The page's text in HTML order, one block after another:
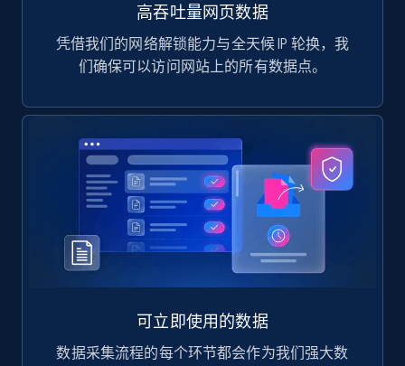
高吞吐量网页数据
凭借我们的网络解锁能力与全天候 IP 轮换，我
们确保可以访问网站上的所有数据点。
可立即使用的数据
数据采集流程的每个环节都会作为我们强大数